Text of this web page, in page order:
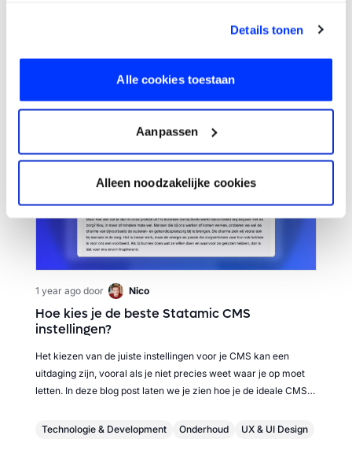
Details tonen
Alle cookies toestaan
Aanpassen
Alleen noodzakelijke cookies
Onderhoud
1 year agodoor Nico
Hoe kies je de beste Statamic CMS
instellingen?
Het kiezen van de juiste instellingen voor je CMS kan een
uitdaging zijn, vooral als je niet precies weet waar je op moet
letten. In deze blog post laten we je zien hoe je de ideale CMS
Technologie & Development
Onderhoud UX & UI Design